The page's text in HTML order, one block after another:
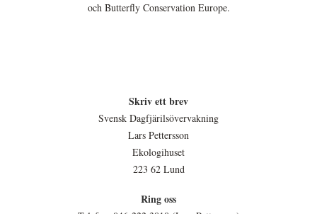
och Butterfly Conservation Europe.
Skriv ett brev
Svensk Dagfjärilsövervakning
Lars Pettersson
Ekologihuset
223 62 Lund
Ring oss